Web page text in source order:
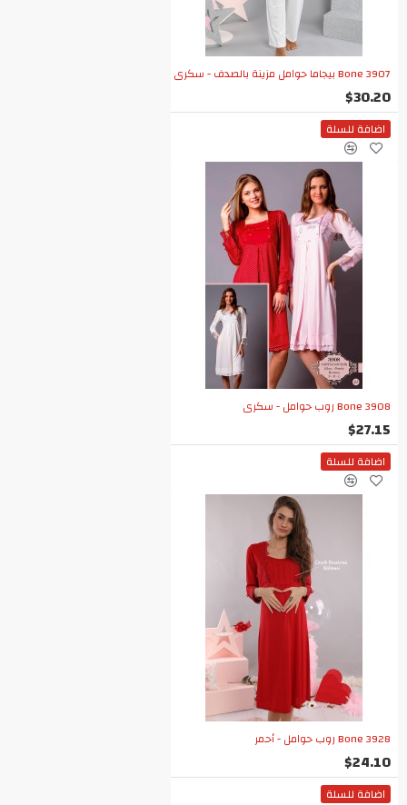
Bone 3907 بيجاما حوامل مزينة بالصدف - سكري
$30.20
اضافة للسلة
Bone 3908 روب حوامل - سكري
$27.15
اضافة للسلة
Bone 3928 روب حوامل - أحمر
$24.10
اضافة للسلة